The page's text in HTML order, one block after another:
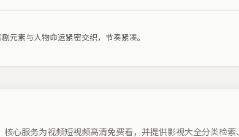
元素与人物命运紧密交织，节奏紧凑。
心服务为视频短视频高清免费看，并提供影视大全分类检